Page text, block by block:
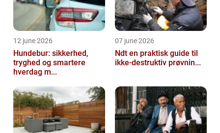
12 june 2026
Hundebur: sikkerhed,
tryghed og smartere
hverdag m...
07 june 2026
Ndt en praktisk guide til
ikke-destruktiv prøvnin...